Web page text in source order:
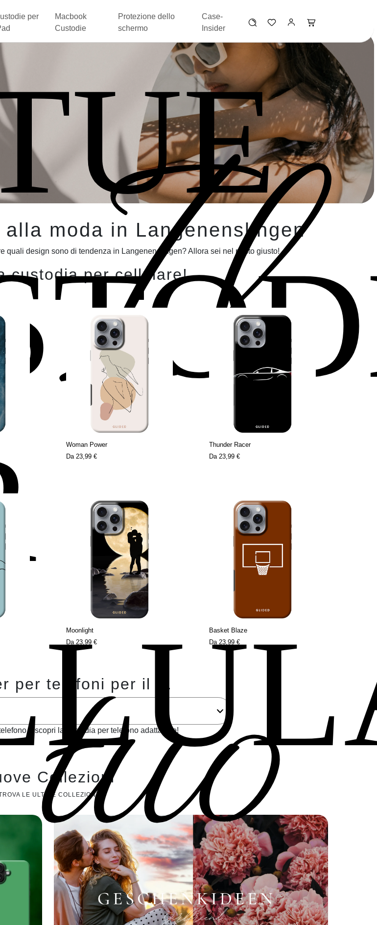
per
Macbook
Custodie
Protezione dello
schermo
Case-
Insider
Il
tuo
moda in Langenenslingen
quali design sono di tendenza in Langenenslingen? Allora sei nel posto giusto!
custodia per cellulare!
Woman Power
Da 23,99 €
Thunder Racer
Da 23,99 €
Moonlight
Da 23,99 €
Basket Blaze
Da 23,99 €
per telefoni per il ...
e scopri la custodia per telefono adatta a te!
Collezioni
LE ULTIME COLLEZIONI